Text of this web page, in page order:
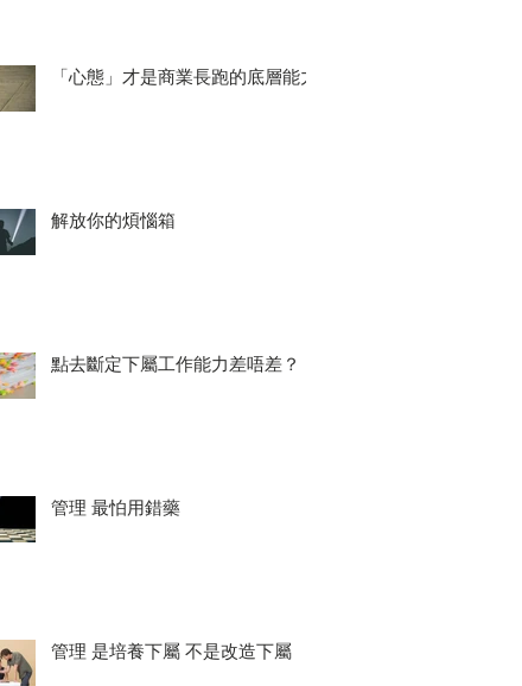
「心態」才是商業長跑的底層能力
解放你的煩惱箱
點去斷定下屬工作能力差唔差？
管理 最怕用錯藥
管理 是培養下屬 不是改造下屬